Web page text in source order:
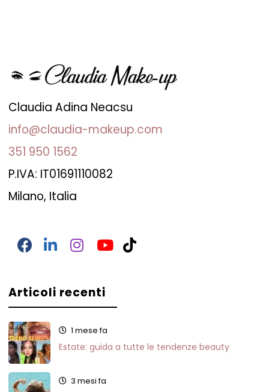
Claudia Adina Neacsu
info@claudia-makeup.com
351 950 1562
P.IVA: IT01691110082
Milano, Italia
Articoli recenti
1 mese fa
Estate: guida a tutte le tendenze beauty
3 mesi fa